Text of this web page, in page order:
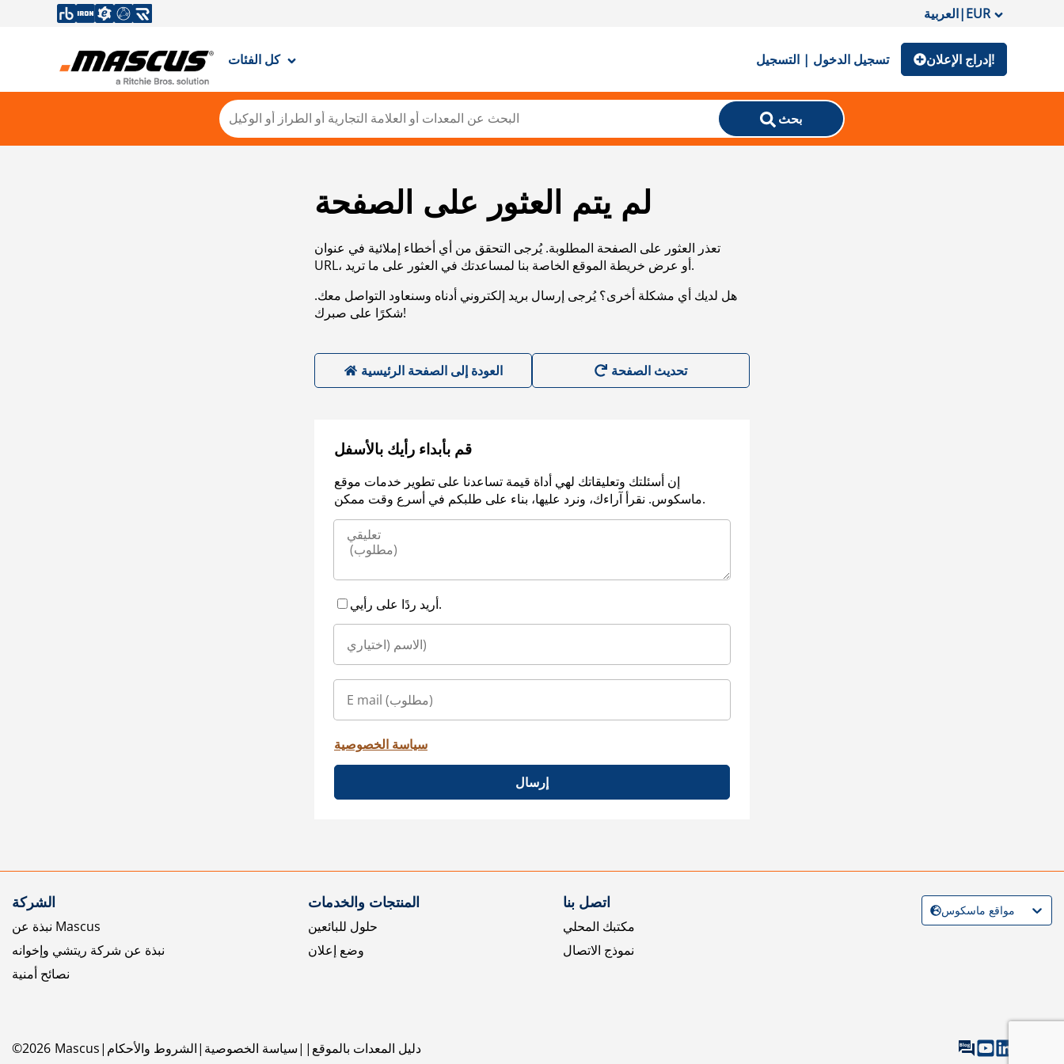
العربية|EUR
كل الفئات تسجيل الدخول | التسجيل إدراج الإعلان!
بحث
لم يتم العثور على الصفحة
تعذر العثور على الصفحة المطلوبة. يُرجى التحقق من أي أخطاء إملائية في عنوان
URL، أو عرض خريطة الموقع الخاصة بنا لمساعدتك في العثور على ما تريد.
هل لديك أي مشكلة أخرى؟ يُرجى إرسال بريد إلكتروني أدناه وسنعاود التواصل معك.
شكرًا على صبرك!
العودة إلى الصفحة الرئيسية
قم بأبداء رأيك بالأسفل
إن أسئلتك وتعليقاتك لهي أداة قيمة تساعدنا على تطوير خدمات موقع
ماسكوس. نقرأ آراءك، ونرد عليها، بناء على طلبكم في أسرع وقت ممكن.
أريد ردًا على رأيي.
سياسة الخصوصية
إرسال
الشركة
نبذة عن Mascus
نبذة عن شركة ريتشي وإخوانه
نصائح أمنية
المنتجات والخدمات
حلول للبائعين
وضع إعلان
اتصل بنا
مكتبك المحلي
نموذج الاتصال
©2026 Mascus الشروط والأحكام سياسة الخصوصية دليل المعدات بالموقع
مواقع ماسكوس